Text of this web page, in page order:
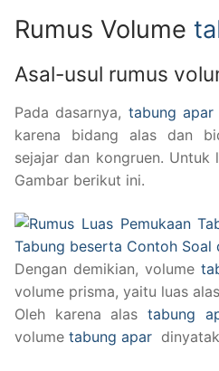
Rumus Volume
Asal-usul rumus
Pada dasarnya, tabung apar
karena bidang alas dan
sejajar dan kongruen. Untuk
Gambar berikut ini.
Dengan demikian, volume
volume prisma, yaitu luas
Oleh karena alas tabung
volume tabung apar